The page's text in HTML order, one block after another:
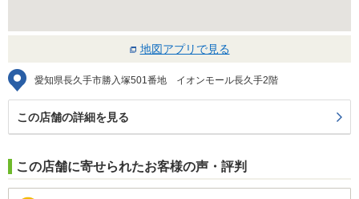
地図アプリで見る
愛知県長久手市勝入塚501番地 イオンモール長久手2階
この店舗の詳細を見る
この店舗に寄せられたお客様の声・評判